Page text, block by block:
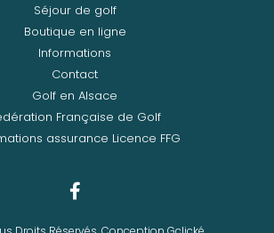
Séjour de golf
Boutique en ligne
Informations
Contact
Golf en Alsace
Française de Golf
assurance Licence FFG